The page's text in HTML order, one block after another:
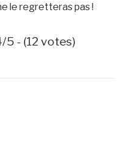
le regretteras pas !
5 - (12 votes)